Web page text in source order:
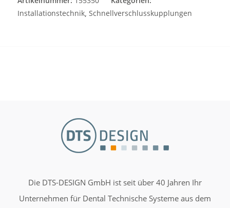
Installationstechnik, Schnellverschlusskupplungen
Die DTS-DESIGN GmbH ist seit über 40 Jahren Ihr
Unternehmen für Dental Technische Systeme aus dem